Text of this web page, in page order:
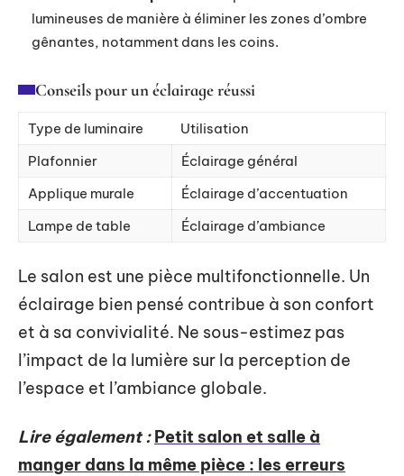
lumineuses de manière à éliminer les zones d’ombre
gênantes, notamment dans les coins.
Conseils pour un éclairage réussi
Type de luminaire
Utilisation
Plafonnier
Éclairage général
Applique murale
Éclairage d’accentuation
Lampe de table
Éclairage d’ambiance
Le salon est une pièce multifonctionnelle. Un
éclairage bien pensé contribue à son confort
et à sa convivialité. Ne sous-estimez pas
l’impact de la lumière sur la perception de
l’espace et l’ambiance globale.
Lire également : Petit salon et salle à
manger dans la même pièce : les erreurs